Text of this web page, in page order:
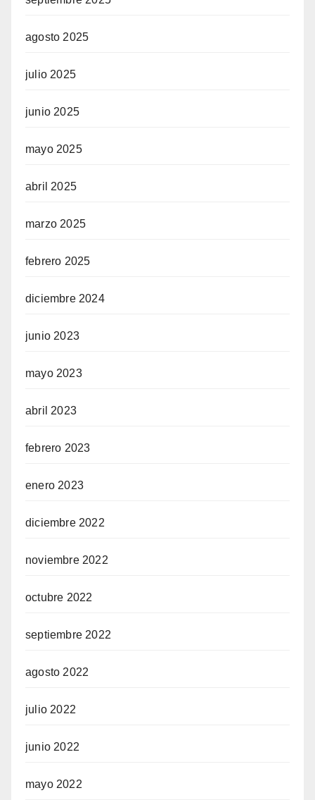
agosto 2025
julio 2025
junio 2025
mayo 2025
abril 2025
marzo 2025
febrero 2025
diciembre 2024
junio 2023
mayo 2023
abril 2023
febrero 2023
enero 2023
diciembre 2022
noviembre 2022
octubre 2022
septiembre 2022
agosto 2022
julio 2022
junio 2022
mayo 2022